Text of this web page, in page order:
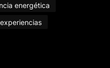
energética